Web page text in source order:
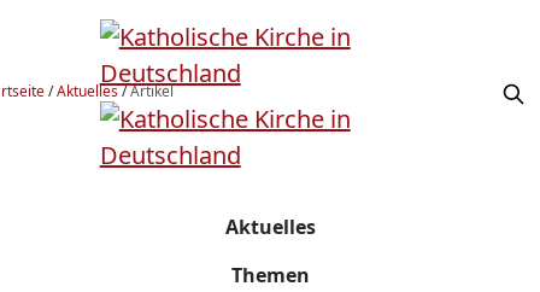
/Aktuelles/Artikel
Aktuelles
Themen